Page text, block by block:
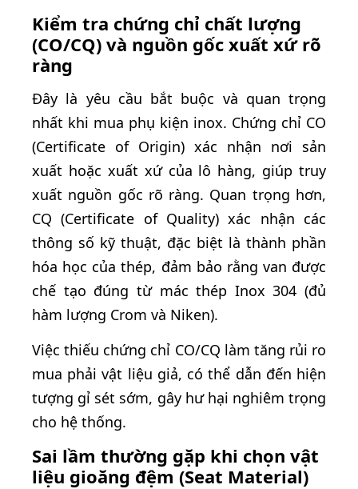
Kiểm tra chứng chỉ chất lượng
(CO/CQ) và nguồn gốc xuất xứ rõ
ràng
Đây là yêu cầu bắt buộc và quan trọng
nhất khi mua phụ kiện inox. Chứng chỉ CO
(Certificate of Origin) xác nhận nơi sản
xuất hoặc xuất xứ của lô hàng, giúp truy
xuất nguồn gốc rõ ràng. Quan trọng hơn,
CQ (Certificate of Quality) xác nhận các
thông số kỹ thuật, đặc biệt là thành phần
hóa học của thép, đảm bảo rằng van được
chế tạo đúng từ mác thép Inox 304 (đủ
hàm lượng Crom và Niken).
Việc thiếu chứng chỉ CO/CQ làm tăng rủi ro
mua phải vật liệu giả, có thể dẫn đến hiện
tượng gỉ sét sớm, gây hư hại nghiêm trọng
cho hệ thống.
Sai lầm thường gặp khi chọn vật
liệu gioăng đệm (Seat Material)